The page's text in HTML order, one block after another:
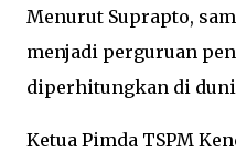
Menurut Suprapto,
menjadi perguruan
diperhitungkan di
Ketua Pimda TSPM